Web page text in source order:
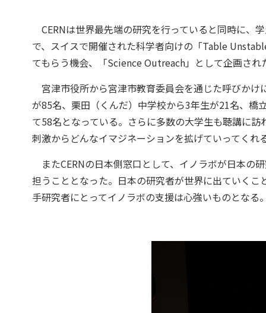
CERNは世界最先端の研究を行っていると同時に、
で、スイスで開催された科学者向けの「Table
てもらう機会、「Science Outreach」として企画さ
宮津市役所から宮津市教育委員会を通じた呼びか
が85名、栗田（くんだ）中学校から3年生が21名、
て58名となっている。さらに多数の大学生も聴講に
刺激からどんなイマジネーションを拡げていってくれ
またCERNの日本側窓口として、イノラボが日本の
担うこととなった。日本の研究者が世界に出ていく
手研究者にとってイノラボの支援は心強いものとなる